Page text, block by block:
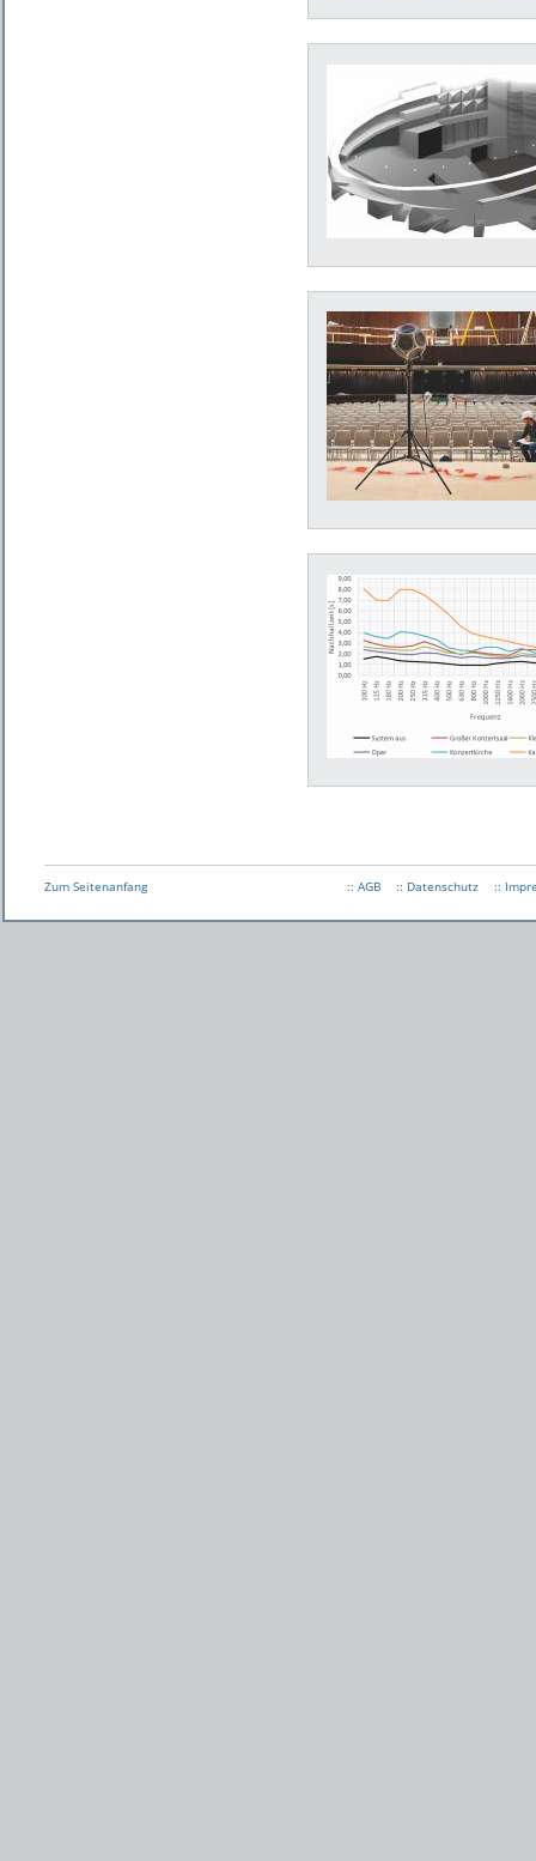
Zum Seitenanfang :: AGB :: Datenschutz ::